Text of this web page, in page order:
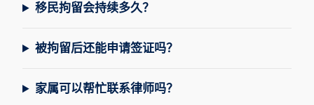
移民拘留会持续多久？
被拘留后还能申请签证吗？
家属可以帮忙联系律师吗？